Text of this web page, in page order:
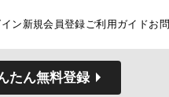
ン 新規会員登録ご利用ガイドお
たん無料登録